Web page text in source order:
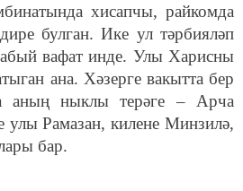
хисапчы, райкомда
булган. Ике ул тәрбияләп
вафат инде. Улы Харисны
ана. Хәзерге вакытта бер
ныклы терәге – Арча
улы Рамазан, килене Минзилә,
бар.